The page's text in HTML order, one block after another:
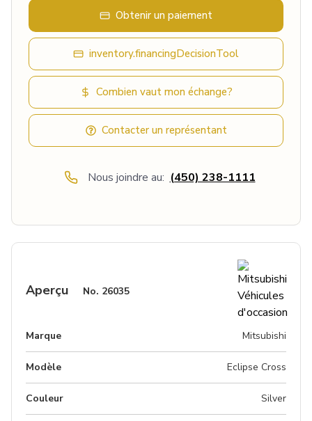
Obtenir un paiement
inventory.financingDecisionTool
Combien vaut mon échange?
Contacter un représentant
Nous joindre au: (450) 238-1111
Aperçu No. 26035
Marque Mitsubishi
Modèle Eclipse Cross
Couleur silver